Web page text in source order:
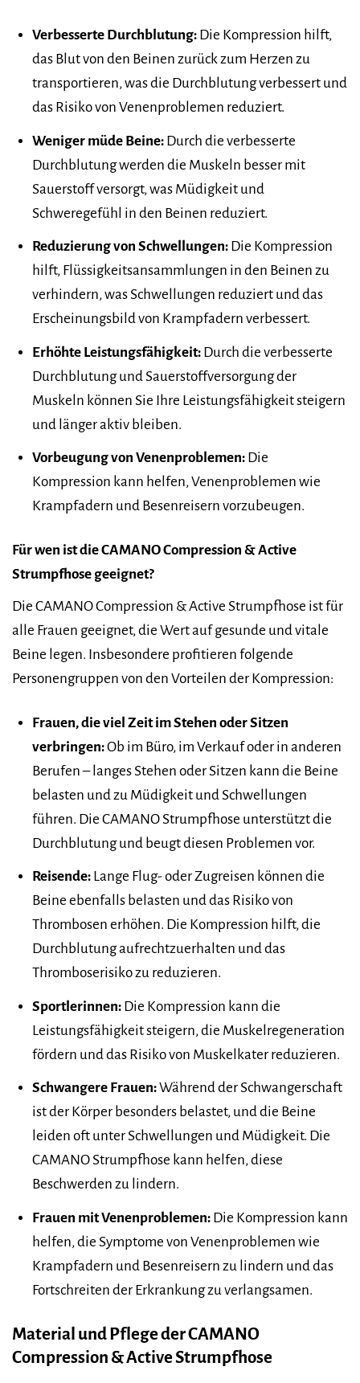
Verbesserte Durchblutung:Die Kompression hilft,
das Blut von den Beinen zurück zum Herzen zu
transportieren, was die Durchblutung verbessert und
das Risiko von Venenproblemen reduziert.
Weniger müde Beine:Durch die verbesserte
Durchblutung werden die Muskeln besser mit
Sauerstoff versorgt, was Müdigkeit und
Schweregefühl in den Beinen reduziert.
Reduzierung von Schwellungen:Die Kompression
hilft, Flüssigkeitsansammlungen in den Beinen zu
verhindern, was Schwellungen reduziert und das
Erscheinungsbild von Krampfadern verbessert.
Erhöhte Leistungsfähigkeit:Durch die verbesserte
Durchblutung und Sauerstoffversorgung der
Muskeln können Sie Ihre Leistungsfähigkeit steigern
und länger aktiv bleiben.
Vorbeugung von Venenproblemen:Die
Kompression kann helfen, Venenproblemen wie
Krampfadern und Besenreisern vorzubeugen.
Für wen ist die CAMANO Compression & Active
Strumpfhose geeignet?
Die CAMANO Compression & Active Strumpfhose ist für
alle Frauen geeignet, die Wert auf gesunde und vitale
Beine legen. Insbesondere profitieren folgende
Personengruppen von den Vorteilen der Kompression:
Frauen, die viel Zeit im Stehen oder Sitzen
verbringen:Ob im Büro, im Verkauf oder in anderen
Berufen – langes Stehen oder Sitzen kann die Beine
belasten und zu Müdigkeit und Schwellungen
führen. Die CAMANO Strumpfhose unterstützt die
Durchblutung und beugt diesen Problemen vor.
Reisende:Lange Flug- oder Zugreisen können die
Beine ebenfalls belasten und das Risiko von
Thrombosen erhöhen. Die Kompression hilft, die
Durchblutung aufrechtzuerhalten und das
Thromboserisiko zu reduzieren.
Sportlerinnen:Die Kompression kann die
Leistungsfähigkeit steigern, die Muskelregeneration
fördern und das Risiko von Muskelkater reduzieren.
Schwangere Frauen:Während der Schwangerschaft
ist der Körper besonders belastet, und die Beine
leiden oft unter Schwellungen und Müdigkeit. Die
CAMANO Strumpfhose kann helfen, diese
Beschwerden zu lindern.
Frauen mit Venenproblemen:Die Kompression kann
helfen, die Symptome von Venenproblemen wie
Krampfadern und Besenreisern zu lindern und das
Fortschreiten der Erkrankung zu verlangsamen.
Material und Pflege der CAMANO
Compression & Active Strumpfhose